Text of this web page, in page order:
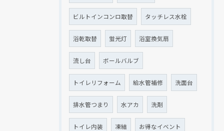
ビルトインコンロ取替 タッチレス水栓
浴乾取替 蛍光灯 浴室換気扇
流し台 ボールバルブ
トイレリフォーム 給水管補修 洗面台
排水管つまり 水アカ 洗剤
トイレ内装 凍結 お得なイベント